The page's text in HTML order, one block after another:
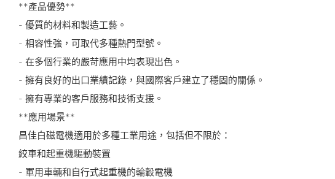
**產品優勢**
- 優質的材料和製造工藝。
- 相容性強，可取代多種熱門型號。
- 在多個行業的嚴苛應用中均表現出色。
- 擁有良好的出口業績記錄，與國際客戶建立了穩固的關係。
- 擁有專業的客戶服務和技術支援。
**應用場景**
昌佳白磁電機適用於多種工業用途，包括但不限於：
絞車和起重機驅動裝置
- 軍用車輛和自行式起重機的輪轂電機